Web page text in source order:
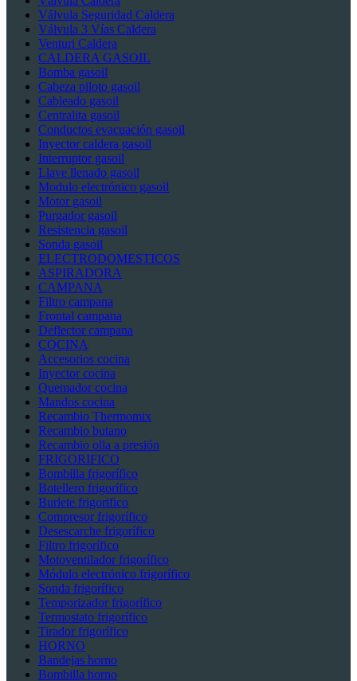
Válvula Seguridad Caldera
Válvula 3 Vías Caldera
Venturi Caldera
CALDERA GASOIL
Bomba gasoil
Cabeza piloto gasoil
Cableado gasoil
Centralita gasoil
Conductos evacuación gasoil
Inyector caldera gasoil
Interruptor gasoil
Llave llenado gasoil
Modulo electrónico gasoil
Motor gasoil
Purgador gasoil
Resistencia gasoil
Sonda gasoil
ELECTRODOMESTICOS
ASPIRADORA
CAMPANA
Filtro campana
Frontal campana
Deflector campana
COCINA
Accesorios cocina
Inyector cocina
Quemador cocina
Mandos cocina
Recambio Thermomix
Recambio butano
Recambio olla a presión
FRIGORIFICO
Bombilla frigorífico
Botellero frigorífico
Burlete frigorifico
Compresor frigorífico
Desescarche frigorífico
Filtro frigorífico
Motoventilador frigorífico
Módulo electrónico frigorífico
Sonda frigorífico
Temporizador frigorífico
Termostato frigorífico
Tirador frigorífico
HORNO
Bandejas horno
Bombilla horno